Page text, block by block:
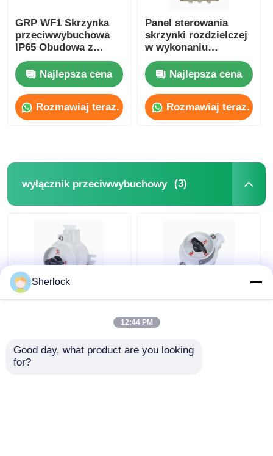
GRP WF1 Skrzynka
przeciwwybuchowa
IP65 Obudowa z
odlewanego
aluminiumNajlepsza cena
Rozmawiaj teraz.
Panel sterowania
skrzynki rozdzielczej
w wykonaniu
przeciwwybuchowym
IP65, odporny na
korozję
Najlepsza cena
Rozmawiaj teraz.
wyłącznik przeciwwybuchowy (3)
odlewu aluminiowego
220V 380V
Najlepsza cena
oświetleniowy
przeciwwybuchowy,
wodoodporny IP65
220V/380VNajlepsza cena
Sherlock
12:44 PM
Good day, what product are you looking
for?